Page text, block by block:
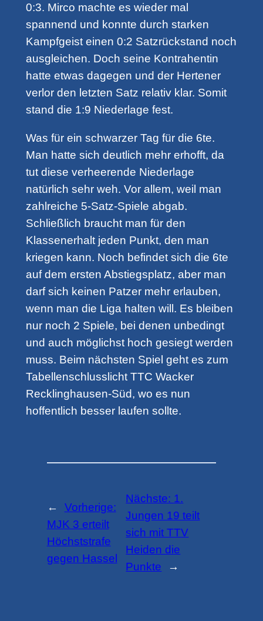
0:3. Mirco machte es wieder mal
spannend und konnte durch starken
Kampfgeist einen 0:2 Satzrückstand noch
ausgleichen. Doch seine Kontrahentin
hatte etwas dagegen und der Hertener
verlor den letzten Satz relativ klar. Somit
stand die 1:9 Niederlage fest.
Was für ein schwarzer Tag für die 6te.
Man hatte sich deutlich mehr erhofft, da
tut diese verheerende Niederlage
natürlich sehr weh. Vor allem, weil man
zahlreiche 5-Satz-Spiele abgab.
Schließlich braucht man für den
Klassenerhalt jeden Punkt, den man
kriegen kann. Noch befindet sich die 6te
auf dem ersten Abstiegsplatz, aber man
darf sich keinen Patzer mehr erlauben,
wenn man die Liga halten will. Es bleiben
nur noch 2 Spiele, bei denen unbedingt
und auch möglichst hoch gesiegt werden
muss. Beim nächsten Spiel geht es zum
Tabellenschlusslicht TTC Wacker
Recklinghausen-Süd, wo es nun
hoffentlich besser laufen sollte.
←
Vorherige:
MJK 3 erteilt
Höchststrafe
gegen Hassel
Nächste: 1.
Jungen 19 teilt
sich mit TTV
Heiden die
Punkte
→